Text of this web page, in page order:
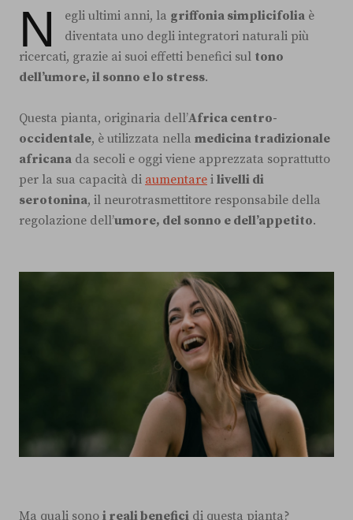
N egli ultimi anni, la griffonia simplicifolia è
diventata uno degli integratori naturali più
ricercati, grazie ai suoi effetti benefici sul tono
dell’umore, il sonno e lo stress.
Questa pianta, originaria dell’Africa centro-
occidentale, è utilizzata nella medicina tradizionale
africana da secoli e oggi viene apprezzata soprattutto
per la sua capacità di aumentare i livelli di
serotonina, il neurotrasmettitore responsabile della
regolazione dell’umore, del sonno e dell’appetito.
Ma quali sono i reali benefici di questa pianta?